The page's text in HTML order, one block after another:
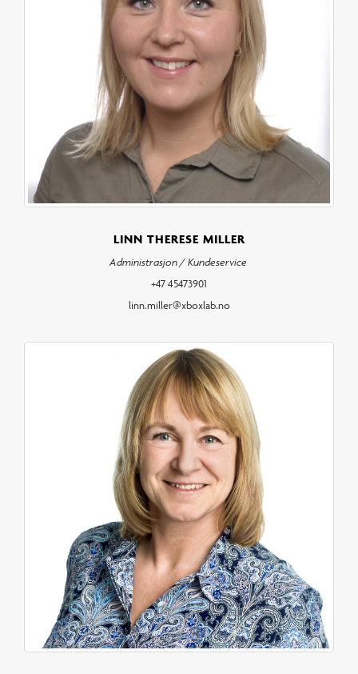
LINN THERESE MILLER
Administrasjon / Kundeservice
+47 45473901
linn.miller@xboxlab.no